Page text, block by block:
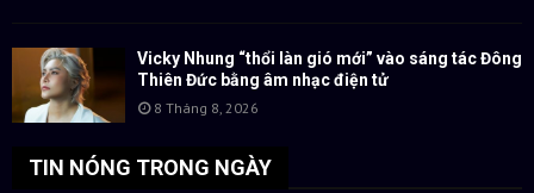
Vicky Nhung “thổi làn gió mới” vào sáng tác Đông
Thiên Đức bằng âm nhạc điện tử
8 Tháng 8, 2026
TIN NÓNG TRONG NGÀY